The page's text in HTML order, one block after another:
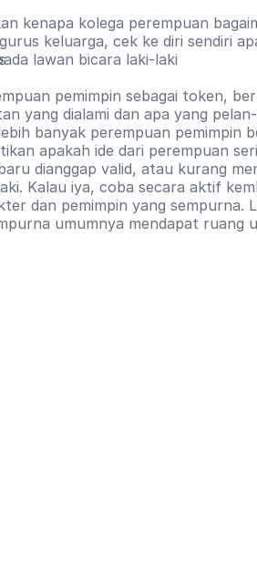
kenapa kolega perempuan
keluarga, cek ke diri sendiri
lawan bicara laki-laki
pemimpin sebagai token,
yang dialami dan apa yang
banyak perempuan pemimpin
apakah ide dari perempuan
dianggap valid, atau kurang
Kalau iya, coba secara aktif
dan pemimpin yang sempurna.
umumnya mendapat ruang
lagi. Perempuan pemimpin
pertanyaan apakah mereka